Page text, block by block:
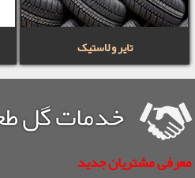
تایر و لاستیک
خدمات گل
معرفی مشتریان جدید